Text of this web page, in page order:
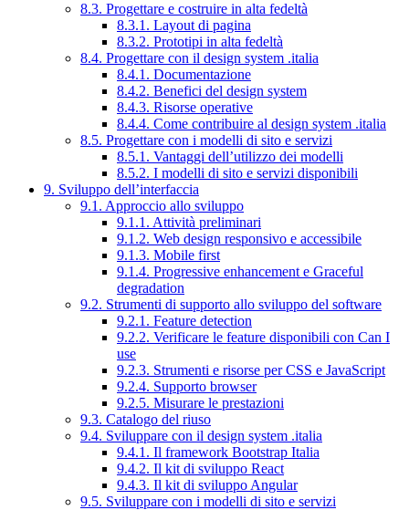
8.3. Progettare e costruire in alta fedeltà
8.3.1. Layout di pagina
8.3.2. Prototipi in alta fedeltà
8.4. Progettare con il design system .italia
8.4.1. Documentazione
8.4.2. Benefici del design system
8.4.3. Risorse operative
8.4.4. Come contribuire al design system .italia
8.5. Progettare con i modelli di sito e servizi
8.5.1. Vantaggi dell’utilizzo dei modelli
8.5.2. I modelli di sito e servizi disponibili
9. Sviluppo dell’interfaccia
9.1. Approccio allo sviluppo
9.1.1. Attività preliminari
9.1.2. Web design responsivo e accessibile
9.1.3. Mobile first
9.1.4. Progressive enhancement e Graceful
degradation
9.2. Strumenti di supporto allo sviluppo del software
9.2.1. Feature detection
9.2.2. Verificare le feature disponibili con Can I
use
9.2.3. Strumenti e risorse per CSS e JavaScript
9.2.4. Supporto browser
9.2.5. Misurare le prestazioni
9.3. Catalogo del riuso
9.4. Sviluppare con il design system .italia
9.4.1. Il framework Bootstrap Italia
9.4.2. Il kit di sviluppo React
9.4.3. Il kit di sviluppo Angular
9.5. Sviluppare con i modelli di sito e servizi